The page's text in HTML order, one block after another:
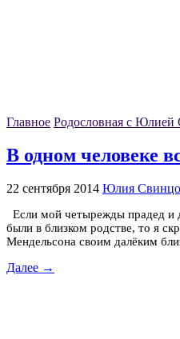
Главное Родословная с Юлией
В одном человеке
22 сентября 2014 Юлия
Если мой четырежды прадед и
были в близком родстве, то я
Мендельсона своим далёким
Далее →